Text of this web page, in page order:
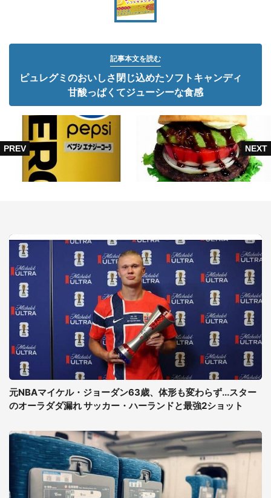
記事本文を読む
ピュレグミのおいしさ閉じ込めたソフトキャンディ
甘酸っぱくてジューシーな食感
元NBAマイケル・ジョーダン63歳、体形も変わらず...スター
のオーラダダ漏れ サッカー・ハーランドと最強2ショット